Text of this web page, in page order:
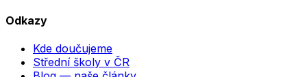
Odkazy
Kde doučujeme
Střední školy v ČR